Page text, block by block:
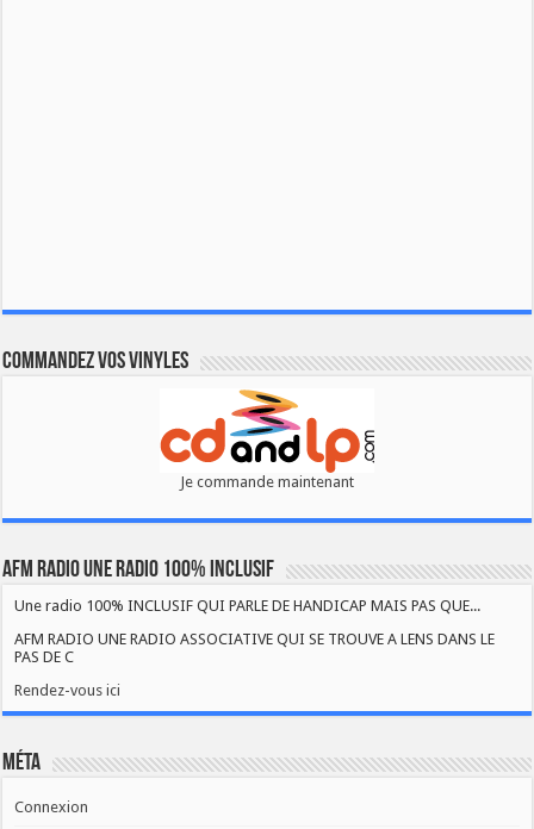
Commandez vos vinyles
Je commande maintenant
AFM RADIO UNE RADIO 100% INCLUSIF
Une radio 100% INCLUSIF QUI PARLE DE HANDICAP MAIS PAS QUE...
AFM RADIO UNE RADIO ASSOCIATIVE QUI SE TROUVE A LENS DANS LE
PAS DE C
Rendez-vous ici
Méta
Connexion